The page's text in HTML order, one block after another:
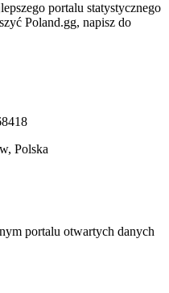
portalu statystycznego
Poland.gg, napisz do
, Polska
portalu otwartych danych